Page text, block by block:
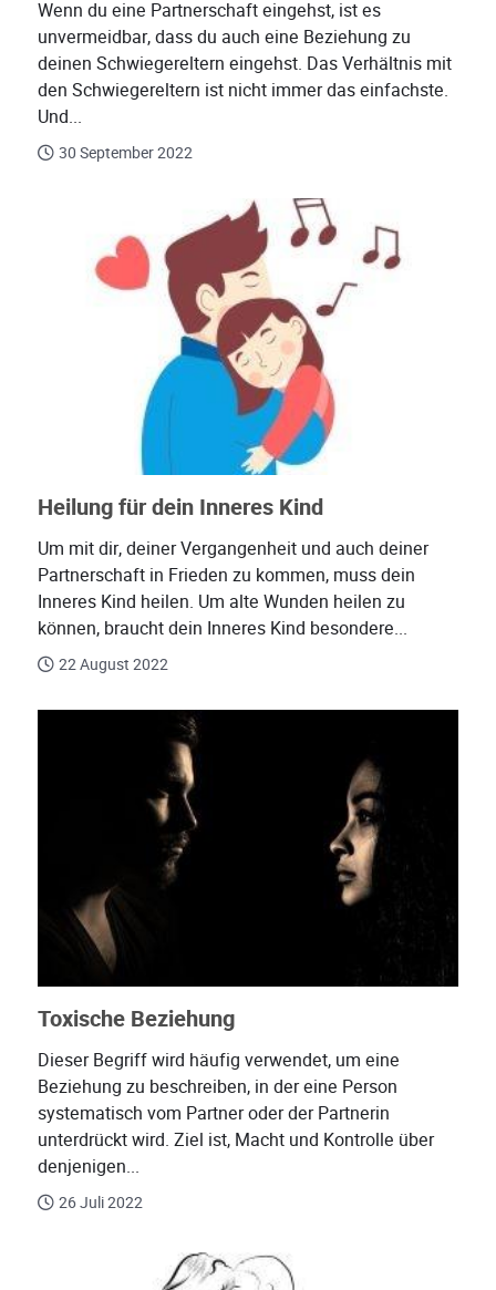
Wenn du eine Partnerschaft eingehst, ist es
unvermeidbar, dass du auch eine Beziehung zu
deinen Schwiegereltern eingehst. Das Verhältnis mit
den Schwiegereltern ist nicht immer das einfachste.
Und...
30 September 2022
Heilung für dein Inneres Kind
Um mit dir, deiner Vergangenheit und auch deiner
Partnerschaft in Frieden zu kommen, muss dein
Inneres Kind heilen. Um alte Wunden heilen zu
können, braucht dein Inneres Kind besondere...
22 August 2022
Toxische Beziehung
Dieser Begriff wird häufig verwendet, um eine
Beziehung zu beschreiben, in der eine Person
systematisch vom Partner oder der Partnerin
unterdrückt wird. Ziel ist, Macht und Kontrolle über
denjenigen...
26 Juli 2022